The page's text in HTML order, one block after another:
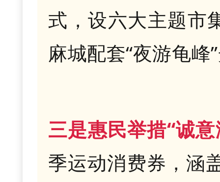
式，设六大主题市
麻城配套“夜游龟峰
三是惠民举措“诚
季运动消费券，涵